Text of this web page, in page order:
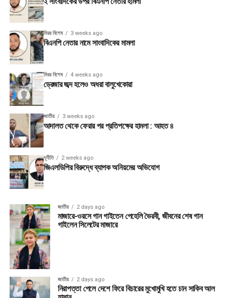
মিরর বিশেষ 3 weeks ago
বিএনপি নেতার নামে সাংবাদিকের মামলা
মিরর বিশেষ 4 weeks ago
ড্রেজার জব্দ হলেও অধরা বালুখেকোরা
জাতীয় 3 weeks ago
আদালত থেকে ফেরার পর প্রতিপক্ষের হামলা : আহত ৪
দূর্নীতি 2 weeks ago
জিএলডিপির বিরুদ্ধে ব্যাপক অনিয়মের অভিযোগ
জাতীয় 2 days ago
মাজারে-ওরসে গান গাইতেন পেহেলি ভৈরবী, জীবনের শেষ গান
গাইলেন সিলেটের মাজারে
জাতীয় 2 days ago
নিরাপত্তা পেলে দেশে ফিরে বিচারের মুখোমুখি হতে চান সাকিব আল